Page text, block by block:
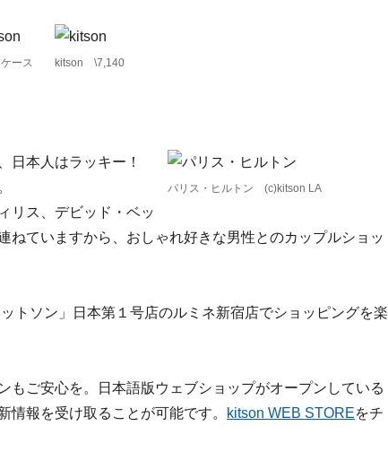
ース kitson \7,140
パリス・ヒルトン (c)kitson LA
日本人はラッキー！
リス、デビッド・ベッ
ねていますから、おしゃれ好きな男性とのカップルショッ
トソン」日本第１号店のルミネ新宿店でショッピングを楽
もご安心を。日本語版ウェブショップがオープンしている
報を受け取ることが可能です。
kitson WEB STOREをチ